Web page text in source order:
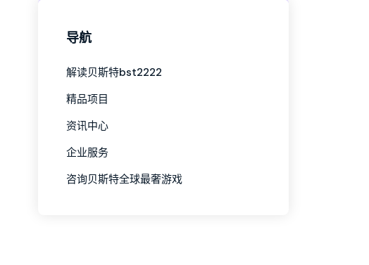
导航
解读贝斯特bst2222
精品项目
资讯中心
企业服务
咨询贝斯特全球最奢游戏